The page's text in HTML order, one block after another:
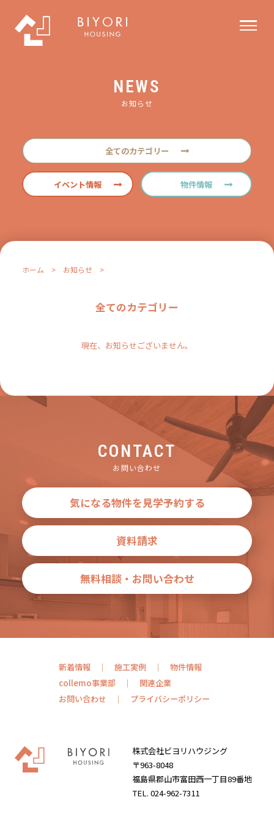
NEWS
お知らせ
全てのカテゴリー
イベント情報 物件情報
ホーム > お知らせ>
全てのカテゴリー
現在、お知らせございません。
CONTACT
お問い合わせ
気になる物件を見学予約する
資料請求
無料相談・お問い合わせ
新着情報 施工実例
物件情報
collemo事業部
関連企業
お問い合わせ
プライバシーポリシー
株式会社ビヨリハウジング
〒963-8048
福島県郡山市富田西一丁目89番地
TEL. 024-962-7311